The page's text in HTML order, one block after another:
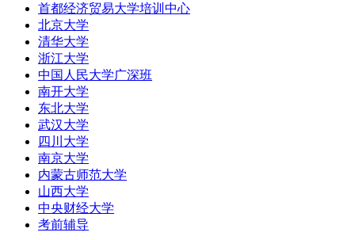
首都经济贸易大学培训中心
北京大学
清华大学
浙江大学
中国人民大学广深班
南开大学
东北大学
武汉大学
四川大学
南京大学
内蒙古师范大学
山西大学
中央财经大学
考前辅导